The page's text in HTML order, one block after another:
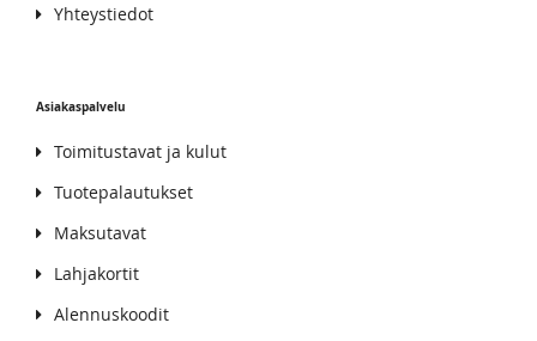
Yhteystiedot
Asiakaspalvelu
Toimitustavat ja kulut
Tuotepalautukset
Maksutavat
Lahjakortit
Alennuskoodit